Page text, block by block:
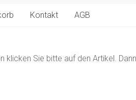
Kontakt AGB
Sie bitte auf den Artikel.